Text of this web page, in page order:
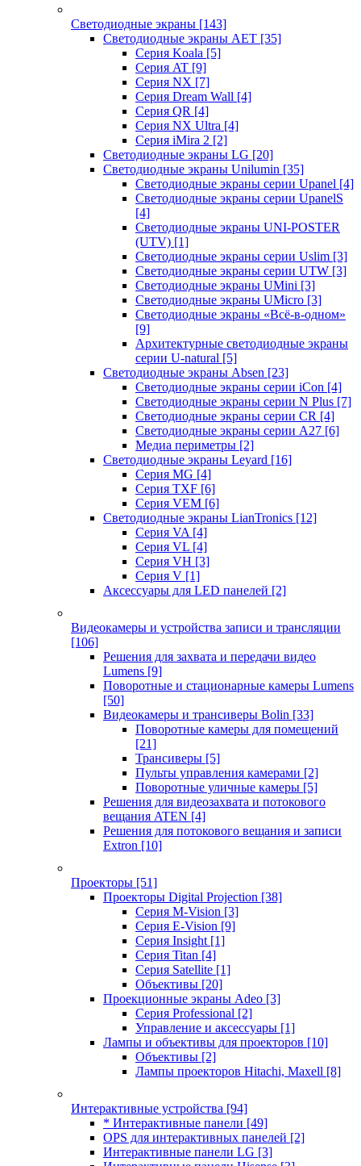
Светодиодные экраны [143]
Светодиодные экраны AET [35]
Cерия Koala [5]
Серия AT [9]
Серия NX [7]
Серия Dream Wall [4]
Серия QR [4]
Серия NX Ultra [4]
Серия iMira 2 [2]
Светодиодные экраны LG [20]
Светодиодные экраны Unilumin [35]
Светодиодные экраны серии Upanel [4]
Светодиодные экраны серии UpanelS
[4]
Светодиодные экраны UNI-POSTER
(UTV) [1]
Светодиодные экраны серии Uslim [3]
Светодиодные экраны серии UTW [3]
Светодиодные экраны UMini [3]
Светодиодные экраны UMicro [3]
Светодиодные экраны «Всё-в-одном»
[9]
Архитектурные светодиодные экраны
серии U-natural [5]
Светодиодные экраны Absen [23]
Светодиодные экраны серии iCon [4]
Светодиодные экраны серии N Plus [7]
Светодиодные экраны серии CR [4]
Светодиодные экраны серии А27 [6]
Медиа периметры [2]
Светодиодные экраны Leyard [16]
Серия MG [4]
Серия TXF [6]
Серия VEM [6]
Светодиодные экраны LianTronics [12]
Серия VA [4]
Серия VL [4]
Серия VH [3]
Серия V [1]
Аксессуары для LED панелей [2]
Видеокамеры и устройства записи и трансляции
[106]
Решения для захвата и передачи видео
Lumens [9]
Поворотные и стационарные камеры Lumens
[50]
Видеокамеры и трансиверы Bolin [33]
Поворотные камеры для помещений
[21]
Трансиверы [5]
Пульты управления камерами [2]
Поворотные уличные камеры [5]
Решения для видеозахвата и потокового
вещания ATEN [4]
Решения для потокового вещания и записи
Extron [10]
Проекторы [51]
Проекторы Digital Projection [38]
Серия M-Vision [3]
Серия E-Vision [9]
Серия Insight [1]
Серия Titan [4]
Серия Satellite [1]
Объективы [20]
Проекционные экраны Adeo [3]
Серия Professional [2]
Управление и аксессуары [1]
Лампы и объективы для проекторов [10]
Объективы [2]
Лампы проекторов Hitachi, Maxell [8]
Интерактивные устройства [94]
* Интерактивные панели [49]
OPS для интерактивных панелей [2]
Интерактивные панели LG [3]